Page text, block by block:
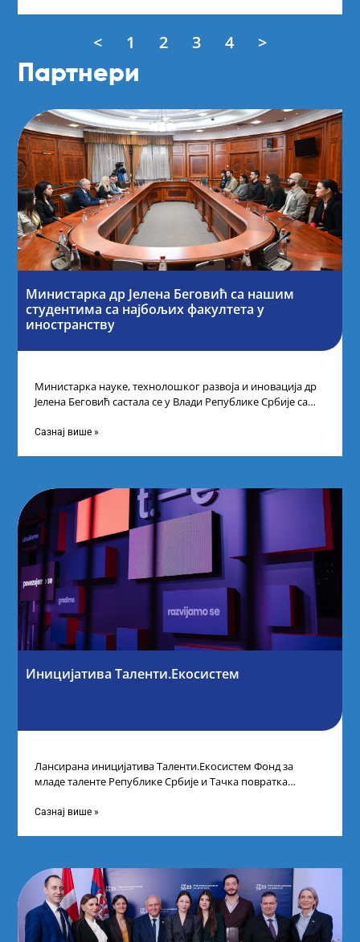
< 1 2 3 4 >
Партнери
Министарка др Јелена Беговић са нашим
студентима са најбољих факултета у
иностранству
Министарка науке, технолошког развоја и иновација др
Јелена Беговић састала се у Влади Републике Србије са
Сазнај више »
Иницијатива Таленти.Екосистем
Лансирана иницијатива Таленти.Екосистем Фонд за
младе таленте Републике Србије и Тачка повратка
догађају су се
Сазнај више »